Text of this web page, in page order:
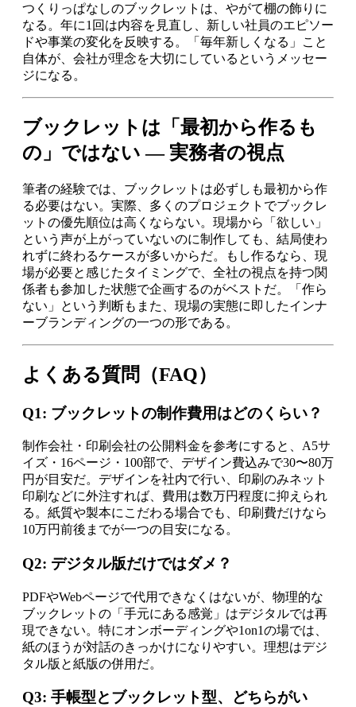
つくりっぱなしのブックレットは、やがて棚の飾りに
なる。年に1回は内容を見直し、新しい社員のエピソー
ドや事業の変化を反映する。「毎年新しくなる」こと
自体が、会社が理念を大切にしているというメッセー
ジになる。
ブックレットは「最初から作るも
の」ではない — 実務者の視点
筆者の経験では、ブックレットは必ずしも最初から作
る必要はない。実際、多くのプロジェクトでブックレ
ットの優先順位は高くならない。現場から「欲しい」
という声が上がっていないのに制作しても、結局使わ
れずに終わるケースが多いからだ。もし作るなら、現
場が必要と感じたタイミングで、全社の視点を持つ関
係者も参加した状態で企画するのがベストだ。「作ら
ない」という判断もまた、現場の実態に即したインナ
ーブランディングの一つの形である。
よくある質問（FAQ）
Q1: ブックレットの制作費用はどのくらい？
制作会社・印刷会社の公開料金を参考にすると、A5サ
イズ・16ページ・100部で、デザイン費込みで30〜80万
円が目安だ。デザインを社内で行い、印刷のみネット
印刷などに外注すれば、費用は数万円程度に抑えられ
る。紙質や製本にこだわる場合でも、印刷費だけなら
10万円前後までが一つの目安になる。
Q2: デジタル版だけではダメ？
PDFやWebページで代用できなくはないが、物理的な
ブックレットの「手元にある感覚」はデジタルでは再
現できない。特にオンボーディングや1on1の場では、
紙のほうが対話のきっかけになりやすい。理想はデジ
タル版と紙版の併用だ。
Q3: 手帳型とブックレット型、どちらがい